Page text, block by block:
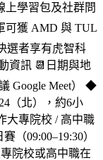
上學習包及社群問
可獲 AMD 與 TUL
選者享有虎智科
資訊 📆日期與地
Google Meet） ◆
（北），約6小
大專院校 / 高中職
（09:00–19:30）
院校或高中職在